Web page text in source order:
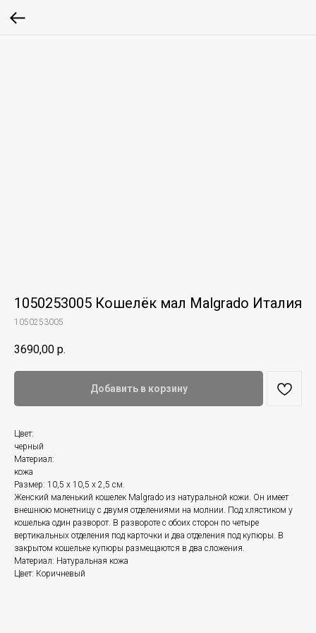
1050253005 Кошелёк мал Malgrado Италия
1050253005
3690,00 р.
Добавить в корзину
Цвет:
черный
Материал:
кожа
Размер: 10,5 x 10,5 x 2,5 см.
Женский маленький кошелек Malgrado из натуральной кожи. Он имеет
внешнюю монетницу с двумя отделениями на молнии. Под хлястиком у
кошелька один разворот. В развороте с обоих сторон по четыре
вертикальных отделения под карточки и два отделения под купюры. В
закрытом кошельке купюры размещаются в два сложения.
Материал: Натуральная кожа
Цвет: Коричневый